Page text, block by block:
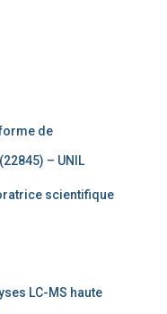
de
– UNIL
scientifique
LC-MS haute